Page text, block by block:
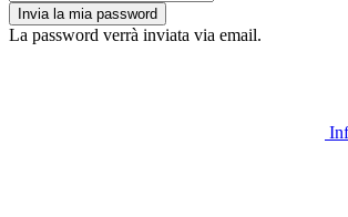
La password verrà inviata via email.